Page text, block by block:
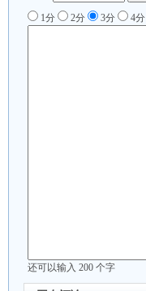
1分 2分 3分 4分
还可以输入 200 个字